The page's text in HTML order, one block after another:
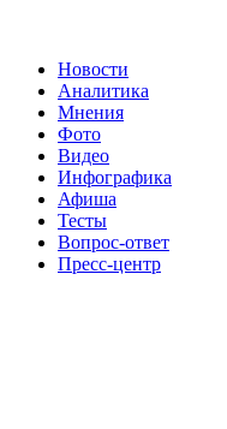
Новости
Аналитика
Мнения
Фото
Видео
Инфографика
Афиша
Тесты
Вопрос-ответ
Пресс-центр